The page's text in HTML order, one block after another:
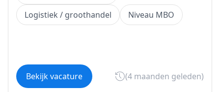
Logistiek / groothandel
Niveau MBO
Bekijk vacature (4 maanden geleden)